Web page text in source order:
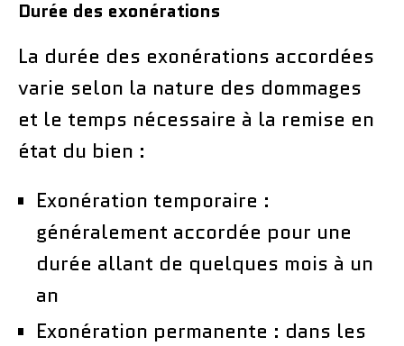
Durée des exonérations
La durée des exonérations accordées
varie selon la nature des dommages
et le temps nécessaire à la remise en
état du bien :
Exonération temporaire :
généralement accordée pour une
durée allant de quelques mois à un
an
Exonération permanente : dans les